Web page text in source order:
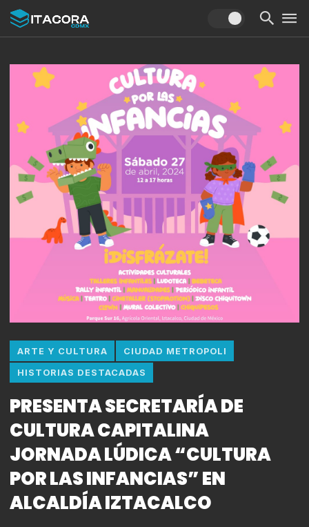
ARTE Y CULTURA CIUDAD METROPOLI
HISTORIAS DESTACADAS
PRESENTA SECRETARÍA DE
CULTURA CAPITALINA
JORNADA LÚDICA “CULTURA
POR LAS INFANCIAS” EN
ALCALDÍA IZTACALCO